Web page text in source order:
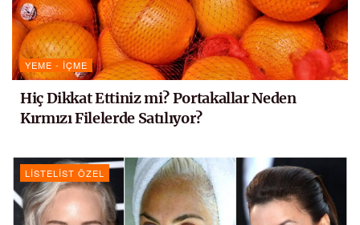
YEME - İÇME
Hiç Dikkat Ettiniz mi? Portakallar Neden
Kırmızı Filelerde Satılıyor?
LISTELIST ÖZEL